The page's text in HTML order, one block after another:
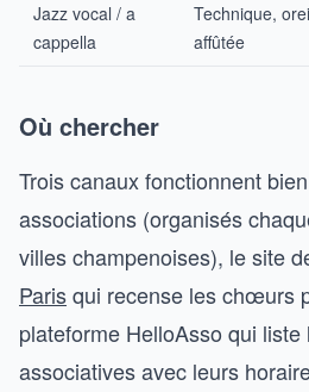
Jazz vocal / a
cappella
Technique,
affûtée
Où chercher
Trois canaux fonctionnent
associations (organisés
villes champenoises), le site
Parisqui recense les chœurs
plateforme HelloAsso qui
associatives avec leurs